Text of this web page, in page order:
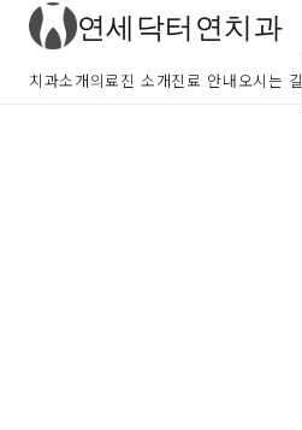
연세닥터연치과
치과소개의료진 소개진료 안내오시는 길